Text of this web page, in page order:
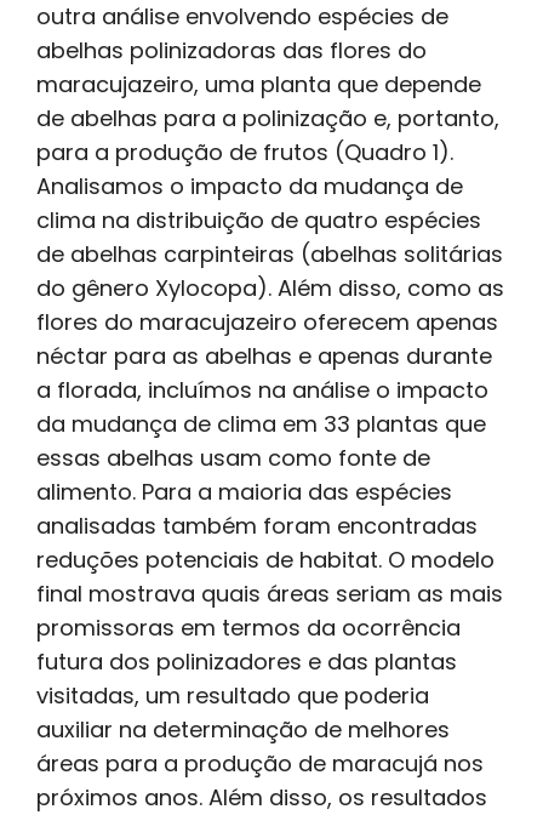
outra análise envolvendo espécies de
abelhas polinizadoras das flores do
maracujazeiro, uma planta que depende
de abelhas para a polinização e, portanto,
para a produção de frutos (Quadro 1).
Analisamos o impacto da mudança de
clima na distribuição de quatro espécies
de abelhas carpinteiras (abelhas solitárias
do gênero Xylocopa). Além disso, como as
flores do maracujazeiro oferecem apenas
néctar para as abelhas e apenas durante
a florada, incluímos na análise o impacto
da mudança de clima em 33 plantas que
essas abelhas usam como fonte de
alimento. Para a maioria das espécies
analisadas também foram encontradas
reduções potenciais de habitat. O modelo
final mostrava quais áreas seriam as mais
promissoras em termos da ocorrência
futura dos polinizadores e das plantas
visitadas, um resultado que poderia
auxiliar na determinação de melhores
áreas para a produção de maracujá nos
próximos anos. Além disso, os resultados